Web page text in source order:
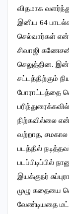
விதமாக
இனிய 64
செல்வார்கள்
சிவாஜி
செலுத்தின.
சட்டத்திற்கும்
போராட்டத்தை
நிற்கவில்லை
வற்றாத, சமகால
படத்தில்
படப்பிடிப்பில்
இயக்குநர்
முழு கதையை
வேண்டியதை